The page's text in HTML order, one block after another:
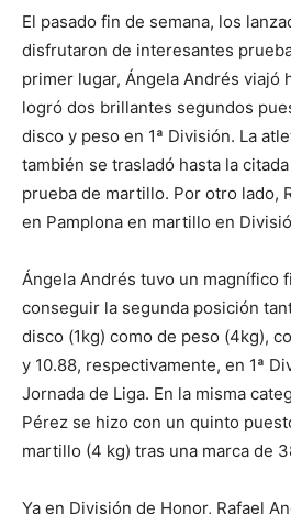
El pasado fin de semana, los
disfrutaron de interesantes
primer lugar, Ángela Andrés viajó
logró dos brillantes segundos
disco y peso en 1ª División. La
también se trasladó hasta la
prueba de martillo. Por otro lado,
en Pamplona en martillo en
Ángela Andrés tuvo un magnífico
conseguir la segunda posición
disco (1kg) como de peso (4kg),
y 10.88, respectivamente, en 1ª
Jornada de Liga. En la misma
Pérez se hizo con un quinto
martillo (4 kg) tras una marca de
Ya en División de Honor, Rafael